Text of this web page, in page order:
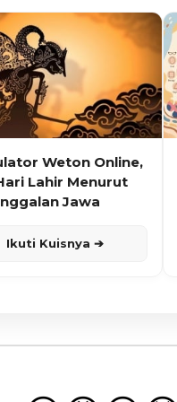
Weton Online,
Lahir Menurut
Jawa
Ikuti Kuisnya ➔